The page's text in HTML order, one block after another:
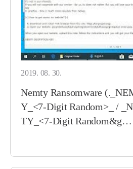
2019. 08. 30.
Nemty Ransomware
Y_<7-Digit Random>_ /
TY_<7-Digit Random&g…